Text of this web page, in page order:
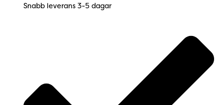
Snabb leverans 3-5 dagar